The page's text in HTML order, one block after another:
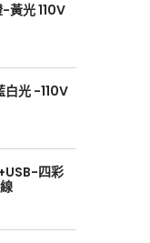
黃光 110V
白光 -110V
四彩